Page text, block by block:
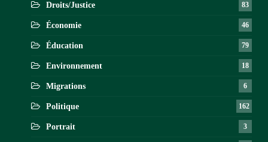
Droits/Justice 83
Économie 46
Éducation 79
Environnement 18
Migrations 6
Politique 162
Portrait 3